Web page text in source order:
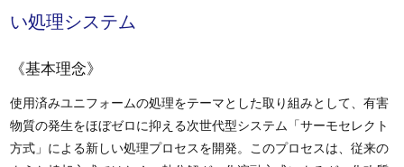
い処理システム
《基本理念》
使用済みユニフォームの処理をテーマとした取り組みとして、有害
物質の発生をほぼゼロに抑える次世代型システム「サーモセレクト
方式」による新しい処理プロセスを開発。このプロセスは、従来の